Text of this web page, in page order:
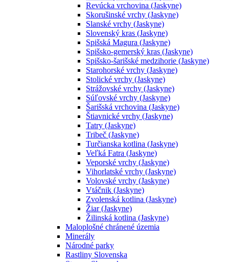
Revúcka vrchovina (Jaskyne)
Skorušinské vrchy (Jaskyne)
Slanské vrchy (Jaskyne)
Slovenský kras (Jaskyne)
Spišská Magura (Jaskyne)
Spišsko-gemerský kras (Jaskyne)
Spišsko-šarišské medzihorie (Jaskyne)
Starohorské vrchy (Jaskyne)
Stolické vrchy (Jaskyne)
Strážovské vrchy (Jaskyne)
Súľovské vrchy (Jaskyne)
Šarišská vrchovina (Jaskyne)
Štiavnické vrchy (Jaskyne)
Tatry (Jaskyne)
Tribeč (Jaskyne)
Turčianska kotlina (Jaskyne)
Veľká Fatra (Jaskyne)
Veporské vrchy (Jaskyne)
Vihorlatské vrchy (Jaskyne)
Volovské vrchy (Jaskyne)
Vtáčnik (Jaskyne)
Zvolenská kotlina (Jaskyne)
Žiar (Jaskyne)
Žilinská kotlina (Jaskyne)
Maloplošné chránené územia
Minerály
Národné parky
Rastliny Slovenska